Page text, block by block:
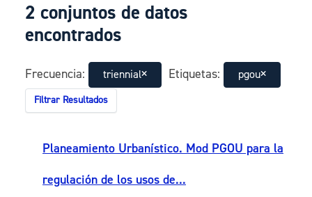
2 conjuntos de datos
encontrados
Frecuencia: triennial Etiquetas: pgou
Filtrar Resultados
Planeamiento Urbanístico. Mod PGOU para la
regulación de los usos de...